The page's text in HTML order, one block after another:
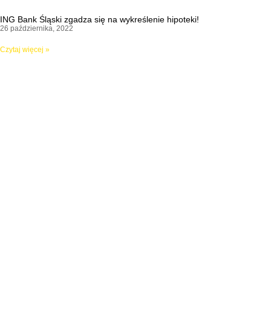
ING Bank Śląski zgadza się na wykreślenie hipoteki!
26 października, 2022
Czytaj więcej »